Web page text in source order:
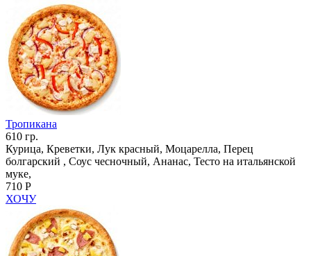
Тропикана
610 гр.
Курица, Креветки, Лук красный, Моцарелла, Перец
болгарский , Соус чесночный, Ананас, Тесто на итальянской
муке,
710 Р
ХОЧУ